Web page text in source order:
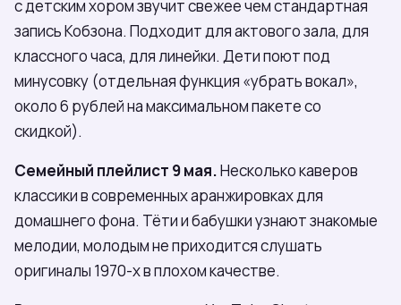
с детским хором звучит свежее чем стандартная
запись Кобзона. Подходит для актового зала, для
классного часа, для линейки. Дети поют под
минусовку (отдельная функция «убрать вокал»,
около 6 рублей на максимальном пакете со
скидкой).
Семейный плейлист 9 мая.Несколько каверов
классики в современных аранжировках для
домашнего фона. Тёти и бабушки узнают знакомые
мелодии, молодым не приходится слушать
оригиналы 1970-х в плохом качестве.